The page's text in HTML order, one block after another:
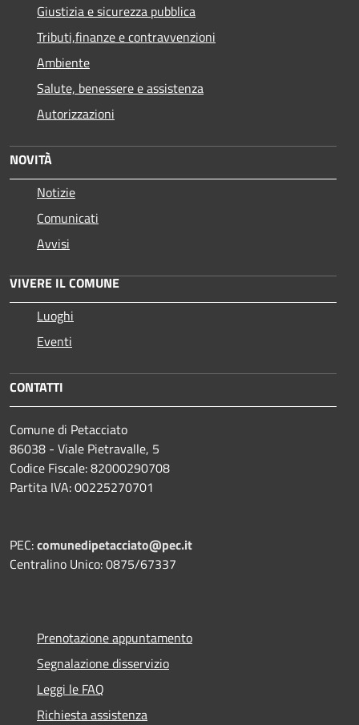
Giustizia e sicurezza pubblica
Tributi,finanze e contravvenzioni
Ambiente
Salute, benessere e assistenza
Autorizzazioni
NOVITÀ
Notizie
Comunicati
Avvisi
VIVERE IL COMUNE
Luoghi
Eventi
CONTATTI
Comune di Petacciato
86038 - Viale Pietravalle, 5
Codice Fiscale: 82000290708
Partita IVA: 00225270701
PEC:comunedipetacciato@pec.it
Centralino Unico: 0875/67337
Prenotazione appuntamento
Segnalazione disservizio
Leggi le FAQ
Richiesta assistenza